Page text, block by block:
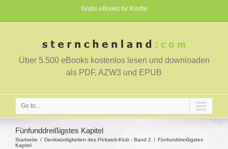
Gratis eBooks für Kindle
Über 5.500 eBooks kostenlos lesen und downloaden
als PDF, AZW3 und EPUB
Go to...
Fünfunddreißigstes Kapitel
Startseite Denkwürdigkeiten des Pickwick-Klub - Band 2
Fünfunddreißigstes
Kapitel